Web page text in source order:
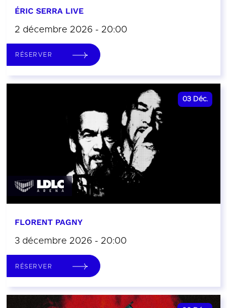
ÉRIC SERRA LIVE
2 décembre 2026 - 20:00
RÉSERVER
03 Déc.
FLORENT PAGNY
3 décembre 2026 - 20:00
RÉSERVER